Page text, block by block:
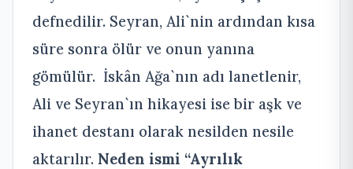
defnedilir. Seyran, Ali`nin ardından kısa
süre sonra ölür ve onun yanına
gömülür. İskân Ağa`nın adı lanetlenir,
Ali ve Seyran`ın hikayesi ise bir aşk ve
ihanet destanı olarak nesilden nesile
aktarılır. Neden ismi “Ayrılık